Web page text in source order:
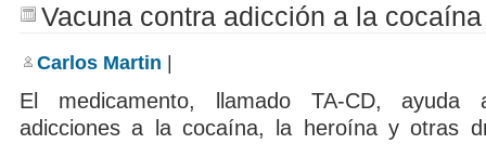
Vacuna contra adicción a la cocaína
Carlos Martin
El medicamento, llamado TA-CD, ayuda
adicciones a la cocaína, la heroína y otras